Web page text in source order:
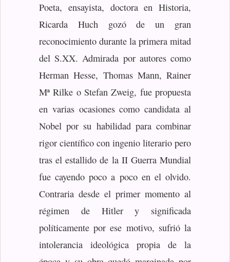
Poeta, ensayista, doctora en Historia,
Ricarda Huch gozó de un gran
reconocimiento durante la primera mitad
del S.XX. Admirada por autores como
Herman Hesse, Thomas Mann, Rainer
Mª Rilke o Stefan Zweig, fue propuesta
en varias ocasiones como candidata al
Nobel por su habilidad para combinar
rigor científico con ingenio literario pero
tras el estallido de la II Guerra Mundial
fue cayendo poco a poco en el olvido.
Contraria desde el primer momento al
régimen de Hitler y significada
políticamente por ese motivo, sufrió la
intolerancia ideológica propia de la